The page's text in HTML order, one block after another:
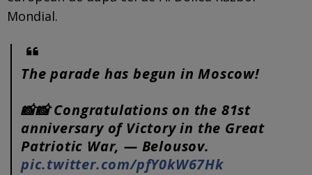
Mondial.
The parade has begun in Moscow!
📸📸 Congratulations on the 81st
anniversary of Victory in the Great
Patriotic War, — Belousov.
pic.twitter.com/pfY0kW67Hk